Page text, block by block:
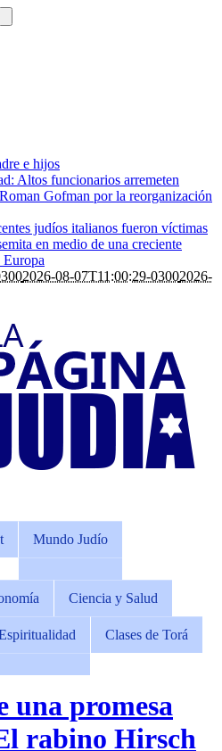
e hijos
Altos funcionarios arremeten
Gofman por la reorganización
judíos italianos fueron víctimas
en medio de una creciente
2026-08-07T11:00:29-03002026-
Mundo Judío
Ciencia y Salud
Clases de Torá
una promesa
rabino Hirsch